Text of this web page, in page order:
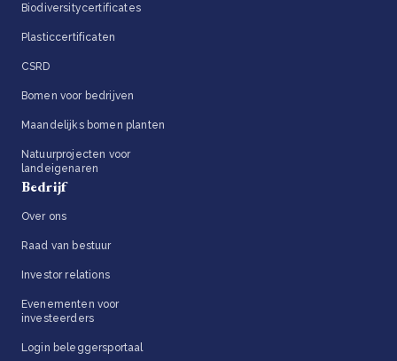
Biodiversitycertificates
Plasticcertificaten
CSRD
Bomen voor bedrijven
Maandelijks bomen planten
Natuurprojecten voor
landeigenaren
Bedrijf
Over ons
Raad van bestuur
Investor relations
Evenementen voor
investeerders
Login beleggersportaal